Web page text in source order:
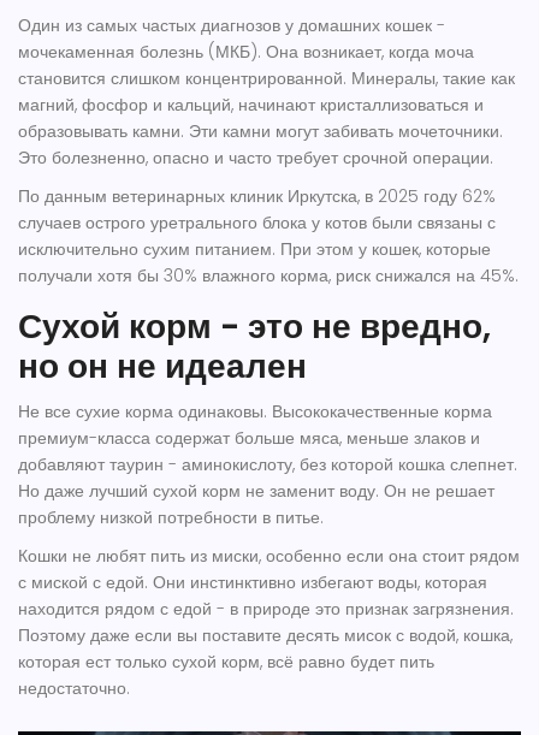
Один из самых частых диагнозов у домашних кошек -
мочекаменная болезнь (МКБ). Она возникает, когда моча
становится слишком концентрированной. Минералы, такие как
магний, фосфор и кальций, начинают кристаллизоваться и
образовывать камни. Эти камни могут забивать мочеточники.
Это болезненно, опасно и часто требует срочной операции.
По данным ветеринарных клиник Иркутска, в 2025 году 62%
случаев острого уретрального блока у котов были связаны с
исключительно сухим питанием. При этом у кошек, которые
получали хотя бы 30% влажного корма, риск снижался на 45%.
Сухой корм - это не вредно,
но он не идеален
Не все сухие корма одинаковы. Высококачественные корма
премиум-класса содержат больше мяса, меньше злаков и
добавляют таурин - аминокислоту, без которой кошка слепнет.
Но даже лучший сухой корм не заменит воду. Он не решает
проблему низкой потребности в питье.
Кошки не любят пить из миски, особенно если она стоит рядом
с миской с едой. Они инстинктивно избегают воды, которая
находится рядом с едой - в природе это признак загрязнения.
Поэтому даже если вы поставите десять мисок с водой, кошка,
которая ест только сухой корм, всё равно будет пить
недостаточно.